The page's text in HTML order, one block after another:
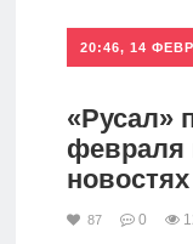
20:46, 14
«Русал»
февраля
87 0